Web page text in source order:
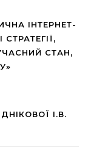
ІНТЕРНЕТ-
СТАН,
І.В.